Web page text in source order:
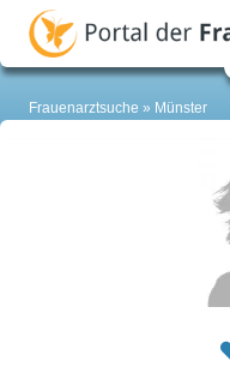
Frauenarztsuche Münster